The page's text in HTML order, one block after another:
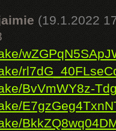
(19.1.2022
BvVmWY8z-